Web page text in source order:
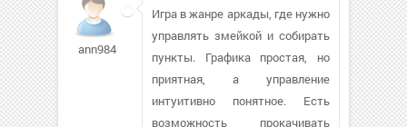
ann98461
Игра в жанре аркады, где нужно
управлять змейкой и собирать
пункты. Графика простая, но
приятная, а управление
интуитивно понятное. Есть
возможность прокачивать